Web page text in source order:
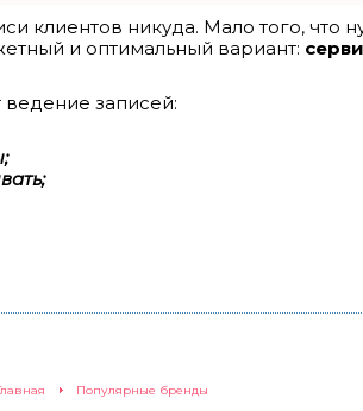
клиентов никуда. Мало того, что
и оптимальный вариант:
записей:
Популярные бренды